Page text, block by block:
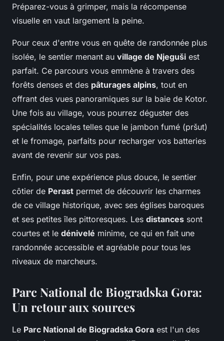
Préparez-vous à grimper, mais la récompense
visuelle en vaut largement la peine.
Pour ceux d'entre vous en quête de randonnée plus
isolée, le sentier menant au village de Njeguši est
parfait. Ce parcours vous emmène à travers des
forêts denses et des pâturages alpins, tout en
offrant des vues panoramiques sur la baie de Kotor.
Une fois au village, vous pourrez déguster des
spécialités locales telles que le jambon fumé (pršut)
et le fromage, parfaits pour recharger vos batteries
avant de revenir sur vos pas.
Enfin, pour une expérience plus douce, le sentier
côtier de Perast permet de découvrir les charmes
de ce village historique, avec ses églises baroques
et ses petites îles pittoresques. Les distances sont
courtes et le dénivelé minime, ce qui en fait une
randonnée accessible et agréable pour tous les
niveaux de marcheurs.
Parc National de Biogradska Gora:
Un retour aux sources
Le Parc National de Biogradska Gora est l'un des